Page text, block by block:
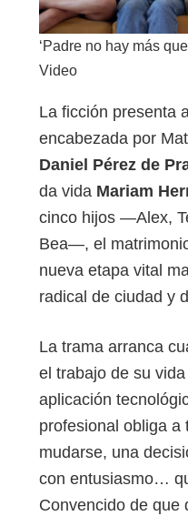
‘Padre no hay más
Video
La ficción presenta
encabezada por
Daniel Pérez de
da vida Mariam
cinco hijos —Alex,
Bea—, el
nueva etapa vital
radical de ciudad y
La trama arranca
el trabajo de su
aplicación
profesional obliga a
mudarse, una
con entusiasmo…
Convencido de que